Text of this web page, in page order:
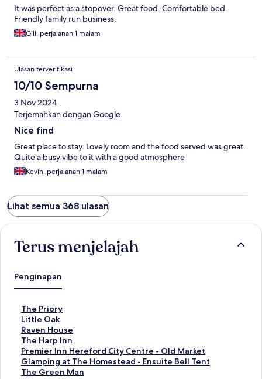
It was perfect as a stopover. Great food. Comfortable bed.
Friendly family run business.
Gill, perjalanan 1 malam
Ulasan terverifikasi
10/10 Sempurna
3 Nov 2024
Terjemahkan dengan Google
Nice find
Great place to stay. Lovely room and the food served was great.
Quite a busy vibe to it with a good atmosphere
Kevin, perjalanan 1 malam
Lihat semua 368 ulasan
Terus menjelajah
Penginapan
The Priory
T
a
u
t
a
n
S
Little Oak
T
a
u
t
a
n
Raven House
T
a
u
t
a
The Harp Inn
T
a
u
t
Premier Inn Hereford City Centre - Old Market
T
a
u
Glamping at The Homestead - Ensuite Bell Tent
T
a
The Green Man
T